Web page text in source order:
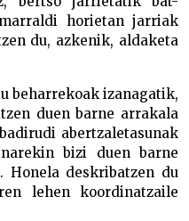
horietan jarriak
du, azkenik, aldaketa
beharrekoak izanagatik,
duen barne arrakala
abertzaletasunak
bizi duen barne
Honela deskribatzen du
lehen koordinatzaile